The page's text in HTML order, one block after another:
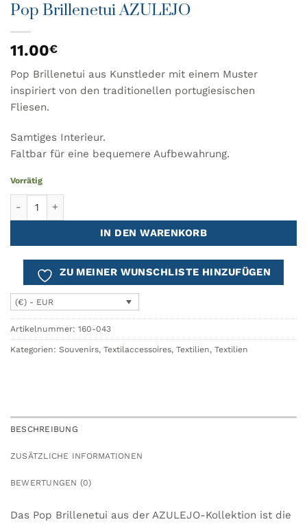
Pop Brillenetui AZULEJO
11.00€
Pop Brillenetui aus Kunstleder mit einem Muster
inspiriert von den traditionellen portugiesischen
Fliesen.
Samtiges Interieur.
Faltbar für eine bequemere Aufbewahrung.
Vorrätig
IN DEN WARENKORB
ZU MEINER WUNSCHLISTE HINZUFÜGEN
(€) - EUR
Artikelnummer: 160-043
Kategorien: Souvenirs, Textilaccessoires, Textilien, Textilien
BESCHREIBUNG
ZUSÄTZLICHE INFORMATIONEN
BEWERTUNGEN (0)
Das Pop Brillenetui aus der AZULEJO-Kollektion ist die